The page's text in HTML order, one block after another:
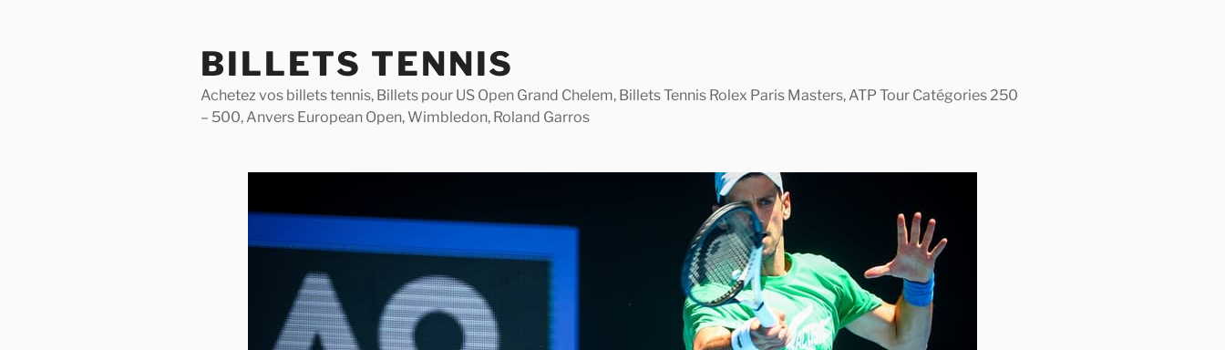
BILLETS TENNIS
Achetez vos billets tennis, Billets pour US Open Grand Chelem, Billets Tennis Rolex Paris Masters, ATP Tour Catégories 250
– 500, Anvers European Open, Wimbledon, Roland Garros